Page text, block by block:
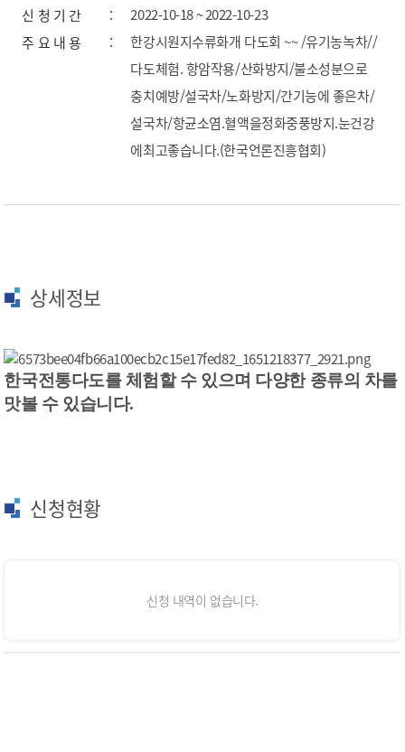
신 청 기 간
2022-10-18 ~ 2022-10-23
주 요 내 용
한강시원지수류화개 다도회 ~~ /유기농녹차//
다도체험. 항암작용/산화방지/불소성분으로
충치예방/설국차/노화방지/간기능에 좋은차/
설국차/항균소염.혈액을정화중풍방지.눈건강
에최고좋습니다.(한국언론진흥협회)
상세정보
한국전통다도를 체험할 수 있으며 다양한 종류의 차를
맛볼 수 있습니다.
신청현황
신청 내역이 없습니다.